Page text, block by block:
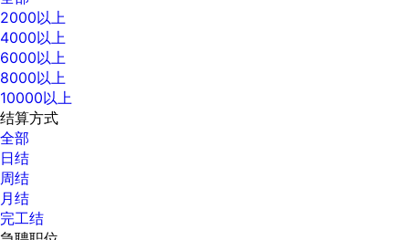
2000以上
4000以上
6000以上
8000以上
10000以上
结算方式
全部
日结
周结
月结
完工结